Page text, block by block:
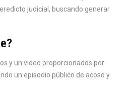
judicial, buscando generar
y un video proporcionados por
un episodio público de acoso y